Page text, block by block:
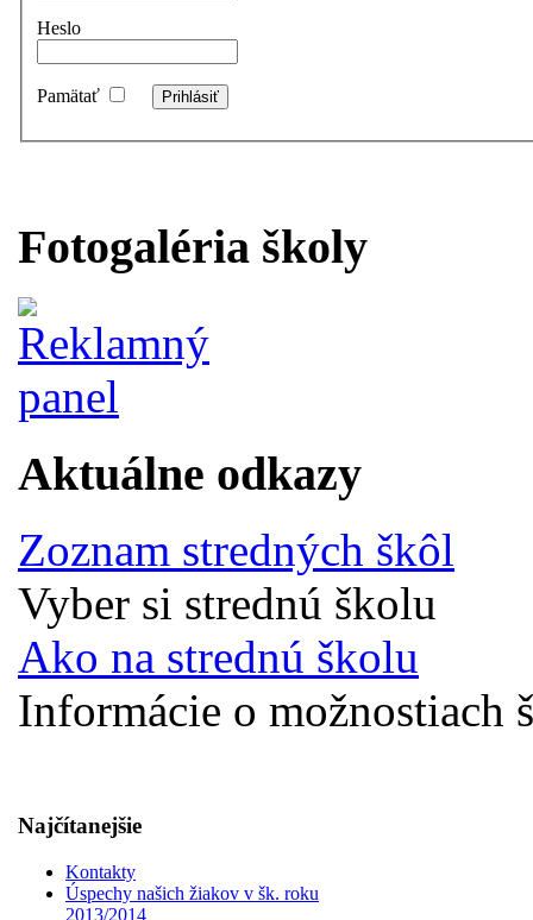
Heslo
Pamätať
Fotogaléria školy
Aktuálne odkazy
Zoznam stredných škôl
Vyber si strednú školu
Ako na strednú školu
Informácie o možnostiach
Najčítanejšie
Kontakty
Úspechy našich žiakov v šk. roku
2013/2014